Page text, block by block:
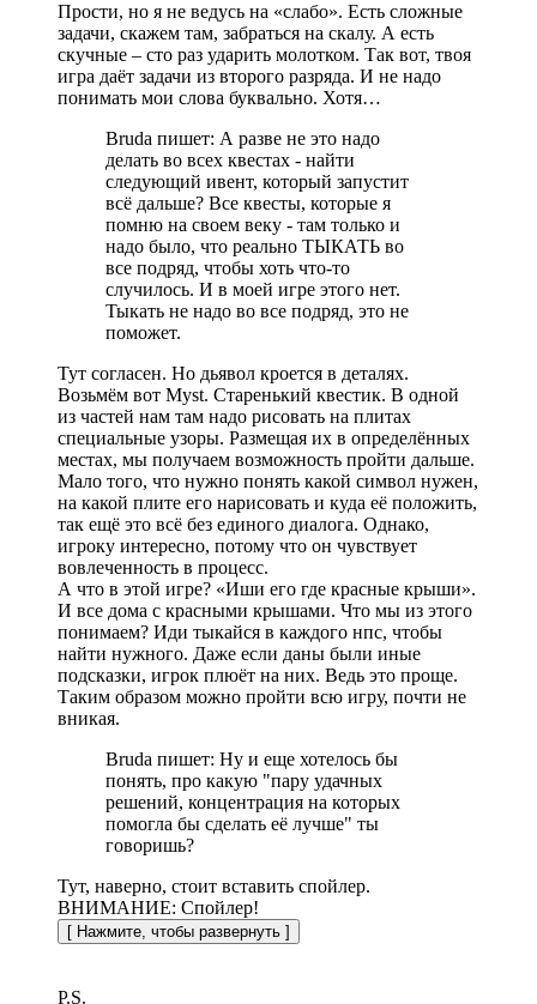
Прости, но я не ведусь на «слабо». Есть сложные
задачи, скажем там, забраться на скалу. А есть
скучные – сто раз ударить молотком. Так вот, твоя
игра даёт задачи из второго разряда. И не надо
понимать мои слова буквально. Хотя…
Bruda пишет: А разве не это надо
делать во всех квестах - найти
следующий ивент, который запустит
всё дальше? Все квесты, которые я
помню на своем веку - там только и
надо было, что реально ТЫКАТЬ во
все подряд, чтобы хоть что-то
случилось. И в моей игре этого нет.
Тыкать не надо во все подряд, это не
поможет.
Тут согласен. Но дьявол кроется в деталях.
Возьмём вот Myst. Старенький квестик. В одной
из частей нам там надо рисовать на плитах
специальные узоры. Размещая их в определённых
местах, мы получаем возможность пройти дальше.
Мало того, что нужно понять какой символ нужен,
на какой плите его нарисовать и куда её положить,
так ещё это всё без единого диалога. Однако,
игроку интересно, потому что он чувствует
вовлеченность в процесс.
А что в этой игре? «Иши его где красные крыши».
И все дома с красными крышами. Что мы из этого
понимаем? Иди тыкайся в каждого нпс, чтобы
найти нужного. Даже если даны были иные
подсказки, игрок плюёт на них. Ведь это проще.
Таким образом можно пройти всю игру, почти не
вникая.
Bruda пишет: Ну и еще хотелось бы
понять, про какую "пару удачных
решений, концентрация на которых
помогла бы сделать её лучше" ты
говоришь?
Тут, наверно, стоит вставить спойлер.
ВНИМАНИЕ: Спойлер!
P.S.